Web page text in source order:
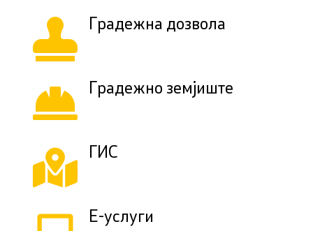
Градежна дозвола
Градежно земјиште
ГИС
Е-услуги